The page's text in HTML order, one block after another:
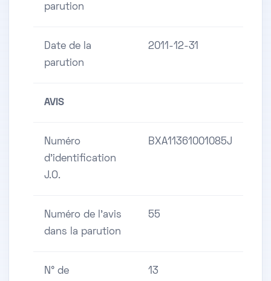
parution
Date de la
parution
2011-12-31
AVIS
Numéro
d'identification
J.O.
BXA11361001085J
Numéro de l'avis
dans la parution
55
N° de 13